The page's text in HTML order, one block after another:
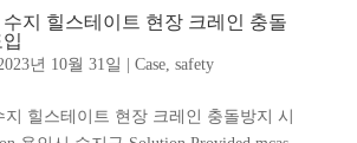
지 힐스테이트 현장 크레인 충돌
년 10월 31일 Case, safety
힐스테이트 현장 크레인 충돌방지 시